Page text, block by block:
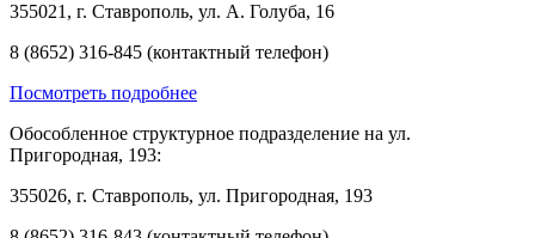
355021, г. Ставрополь, ул. А. Голуба, 16
8 (8652) 316-845 (контактный телефон)
Посмотреть подробнее
Обособленное структурное подразделение на ул.
Пригородная, 193:
355026, г. Ставрополь, ул. Пригородная, 193